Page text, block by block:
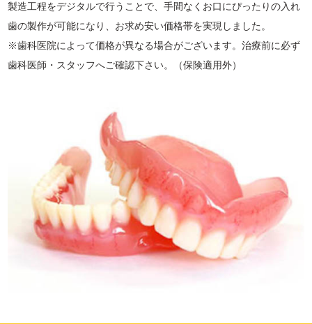
製造工程をデジタルで行うことで、手間なくお口にぴったりの入れ
歯の製作が可能になり、お求め安い価格帯を実現しました。
※歯科医院によって価格が異なる場合がございます。治療前に必ず
歯科医師・スタッフへご確認下さい。（保険適用外）